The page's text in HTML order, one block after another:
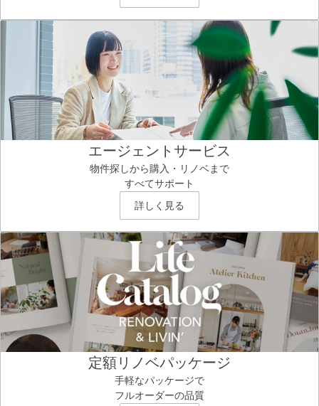
エージェントサービス
物件探しから購入・リノベまで
すべてサポート
詳しく見る
定額リノベパッケージ
手軽なパッケージで
フルオーダーの品質